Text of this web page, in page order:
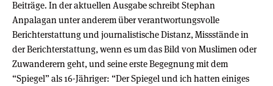
Beiträge. In der aktuellen Ausgabe schreibt Stephan
Anpalagan unter anderem über verantwortungsvolle
Berichterstattung und journalistische Distanz, Missstände in
der Berichterstattung, wenn es um das Bild von Muslimen oder
Zuwanderern geht, und seine erste Begegnung mit dem
“Spiegel” als 16-Jähriger: “Der Spiegel und ich hatten einiges